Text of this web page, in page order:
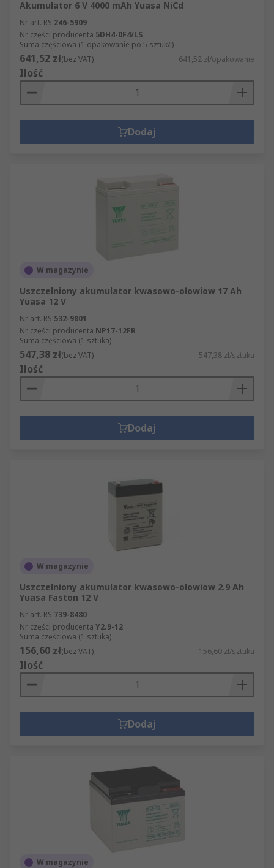
Akumulator 6 V 4000 mAh Yuasa NiCd
Nr art. RS 246-5909
Nr części producenta 5DH4-0F4/LS
Suma częściowa (1 opakowanie po 5 sztuk/i)
641,52 zł(bez VAT) 641,52 zł/opakowanie
Ilość
Dodaj
W magazynie
Uszczelniony akumulator kwasowo-ołowiow 17 Ah
Yuasa 12 V
Nr art. RS 532-9801
Nr części producenta NP17-12FR
Suma częściowa (1 sztuka)
547,38 zł(bez VAT) 547,38 zł/sztuka
Ilość
Dodaj
W magazynie
Uszczelniony akumulator kwasowo-ołowiow 2.9 Ah
Yuasa Faston 12 V
Nr art. RS 739-8480
Nr części producenta Y2.9-12
Suma częściowa (1 sztuka)
156,60 zł(bez VAT) 156,60 zł/sztuka
Ilość
Dodaj
W magazynie